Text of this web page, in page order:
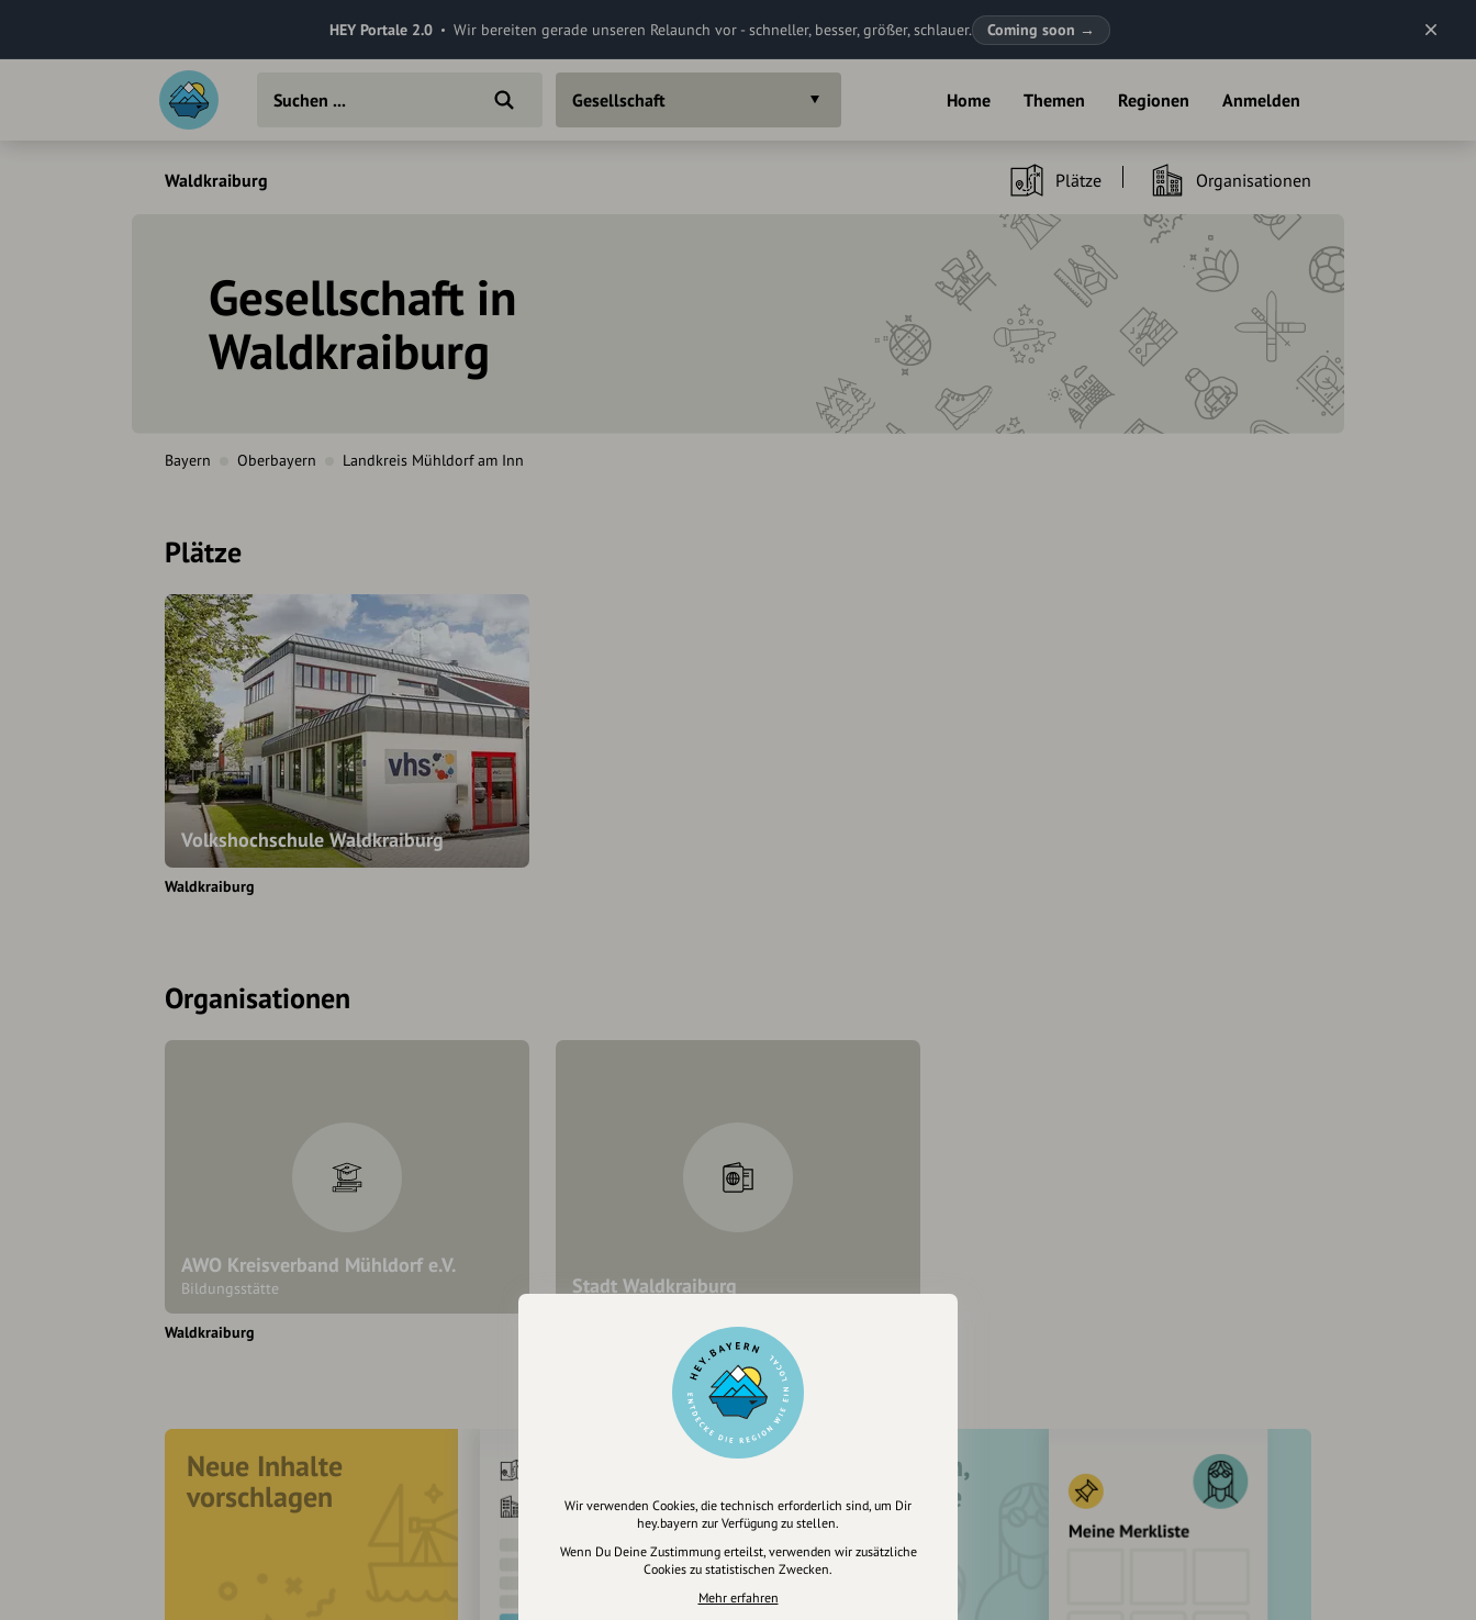
HEY Portale 2.0 Wir bereiten gerade unseren Relaunch vor - schneller, besser, größer, schlauer. Coming soon →
Home Themen Regionen Anmelden
Gesellschaft
Waldkraiburg Plätze Organisationen
Gesellschaft in
Waldkraiburg
Bayern Oberbayern Landkreis Mühldorf am Inn
Plätze
Volkshochschule Waldkraiburg
Waldkraiburg
Organisationen
AWO Kreisverband Mühldorf e.V.
Bildungsstätte
Waldkraiburg
Stadt Waldkraiburg
Neue Inhalte
vorschlagen
Registriere dich,
um dir Einträge
zu merken
Wir verwenden Cookies, die technisch erforderlich sind, um Dir
hey.bayern zur Verfügung zu stellen.
Wenn Du Deine Zustimmung erteilst, verwenden wir zusätzliche
Cookies zu statistischen Zwecken.
Mehr erfahren